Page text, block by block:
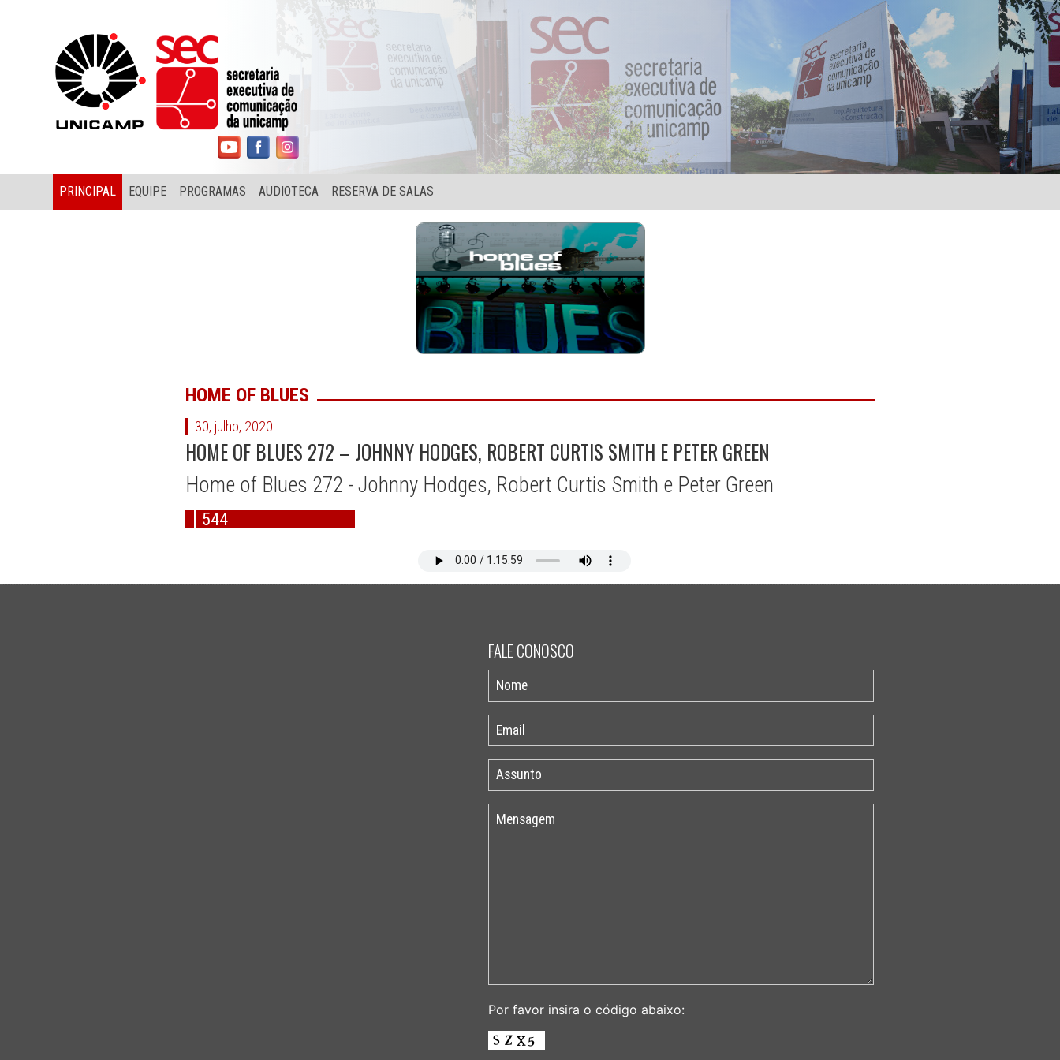
PRINCIPAL EQUIPE PROGRAMAS AUDIOTECA RESERVA DE SALAS
HOME OF BLUES
30, julho, 2020
HOME OF BLUES 272 – JOHNNY HODGES, ROBERT CURTIS SMITH E PETER GREEN
Home of Blues 272 - Johnny Hodges, Robert Curtis Smith e Peter Green
544
FALE CONOSCO
Por favor insira o código abaixo: